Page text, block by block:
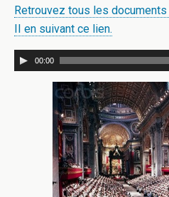
Retrouvez tous les
II en suivant ce lien.
00:00